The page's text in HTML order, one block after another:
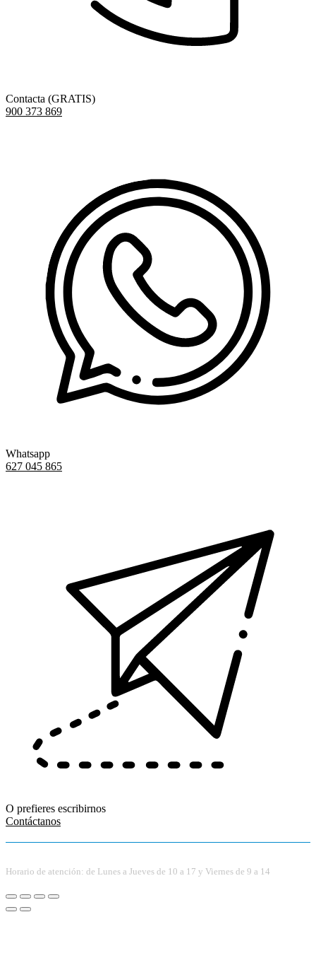
Contacta (GRATIS)
900 373 869
Whatsapp
627 045 865
O prefieres escribirnos
Contáctanos
Horario de atención: de Lunes a Jueves de 10 a 17 y Viernes de 9 a 14